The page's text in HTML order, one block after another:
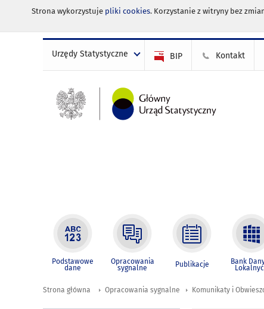
Strona wykorzystuje pliki cookies. Korzystanie z witryny bez
Urzędy Statystyczne BIP Kontakt
Podstawowe
dane
Opracowania
sygnalne Publikacje Bank
Strona główna Opracowania sygnalne Komunikaty i